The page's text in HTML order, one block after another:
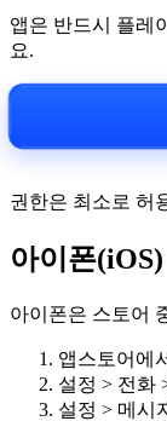
앱은 반드시 플레
요.
권한은 최소로 허
아이폰
아이폰은 스토어
앱스토어에
설정 > 전화
설정 > 메시